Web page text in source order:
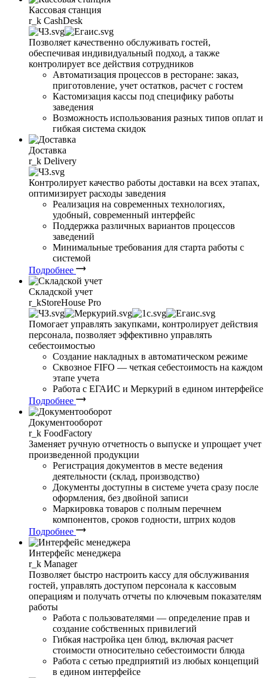
Кассовая станция
r_k CashDesk
Позволяет качественно обслуживать гостей,
обеспечивая индивидуальный подход, а также
контролирует все действия сотрудников
Автоматизация процессов в ресторане: заказ,
приготовление, учет остатков, расчет с гостем
Кастомизация кассы под специфику работы
заведения
Возможность использования разных типов оплат и
гибкая система скидок
Доставка
r_k Delivery
Контролирует качество работы доставки на всех этапах,
оптимизирует расходы заведения
Реализация на современных технологиях,
удобный, современный интерфейс
Поддержка различных вариантов процессов
заведений
Минимальные требования для старта работы с
системой
Подробнее
Складской учет
r_kStoreHouse Pro
Помогает управлять закупками, контролирует действия
персонала, позволяет эффективно управлять
себестоимостью
Создание накладных в автоматическом режиме
Сквозное FIFO — четкая себестоимость на каждом
этапе учета
Работа с ЕГАИС и Меркурий в едином интерфейсе
Подробнее
Документооборот
r_k FoodFactory
Заменяет ручную отчетность о выпуске и упрощает учет
произведенной продукции
Регистрация документов в месте ведения
деятельности (склад, производство)
Документы доступны в системе учета сразу после
оформления, без двойной записи
Маркировка товаров с полным перечнем
компонентов, сроков годности, штрих кодов
Подробнее
Интерфейс менеджера
r_k Manager
Позволяет быстро настроить кассу для обслуживания
гостей, управлять доступом персонала к кассовым
операциям и получать отчеты по ключевым показателям
работы
Работа с пользователями — определение прав и
создание собственных привилегий
Гибкая настройка цен блюд, включая расчет
стоимости относительно себестоимости блюда
Работа с сетью предприятий из любых концепций
в едином интерфейсе